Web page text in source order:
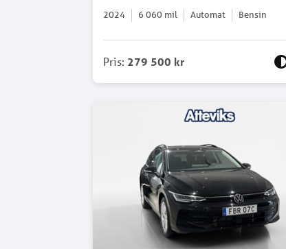
2024 6 060 mil Automat Bensin
Pris: 279 500 kr